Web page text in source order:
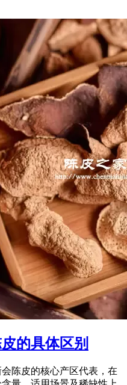
的具体区别
陈皮的核心产区代表，在